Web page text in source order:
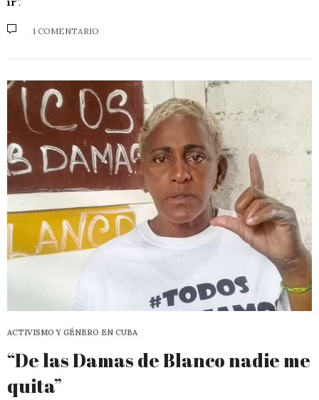
1 COMENTARIO
ACTIVISMO Y GÉNERO EN CUBA
“De las Damas de Blanco nadie me
quita”